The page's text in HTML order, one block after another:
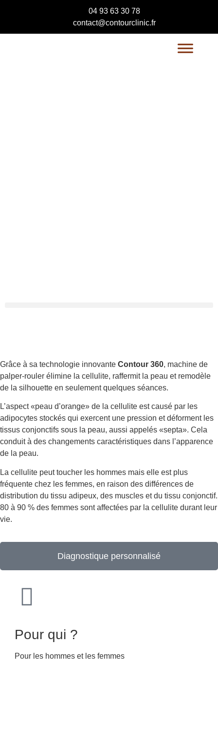
04 93 63 30 78
contact@contourclinic.fr
Grâce à sa technologie innovante Contour 360, machine de
palper-rouler élimine la cellulite, raffermit la peau et remodèle
de la silhouette en seulement quelques séances.
L’aspect «peau d’orange» de la cellulite est causé par les
adipocytes stockés qui exercent une pression et déforment les
tissus conjonctifs sous la peau, aussi appelés «septa». Cela
conduit à des changements caractéristiques dans l’apparence
de la peau.
La cellulite peut toucher les hommes mais elle est plus
fréquente chez les femmes, en raison des différences de
distribution du tissu adipeux, des muscles et du tissu conjonctif.
80 à 90 % des femmes sont affectées par la cellulite durant leur
vie.
Diagnostique personnalisé
Pour qui ?
Pour les hommes et les femmes